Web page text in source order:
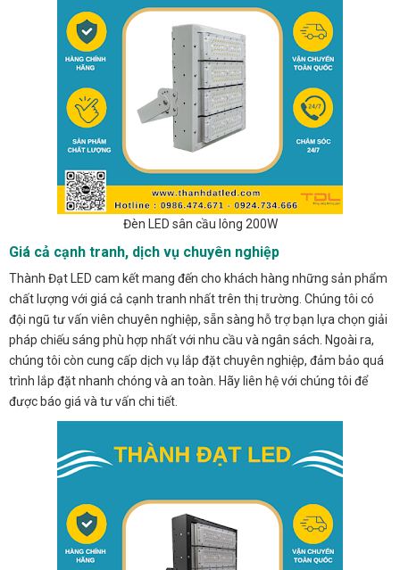
Đèn LED sân cầu lông 200W
Giá cả cạnh tranh, dịch vụ chuyên nghiệp
Thành Đạt LED cam kết mang đến cho khách hàng những sản phẩm
chất lượng với giá cả cạnh tranh nhất trên thị trường. Chúng tôi có
đội ngũ tư vấn viên chuyên nghiệp, sẵn sàng hỗ trợ bạn lựa chọn giải
pháp chiếu sáng phù hợp nhất với nhu cầu và ngân sách. Ngoài ra,
chúng tôi còn cung cấp dịch vụ lắp đặt chuyên nghiệp, đảm bảo quá
trình lắp đặt nhanh chóng và an toàn. Hãy liên hệ với chúng tôi để
được báo giá và tư vấn chi tiết.